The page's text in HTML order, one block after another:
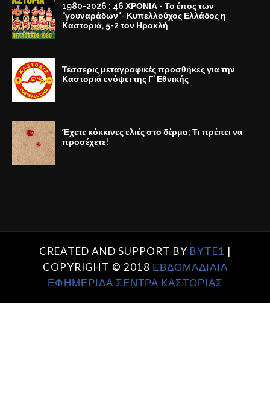
1980-2026 : 46 ΧΡΟΝΙΑ - Το έπος των
"γουναράδων"- Κυπελλούχος Ελλάδος η
Καστοριά, 5-2 τον Ηρακλή
Τέσσερις μεταγραφικές προσθήκες για την
Καστοριά ενόψει της Γ' Εθνικής
Έχετε κόκκινες ελιές στο δέρμα; Τι πρέπει να
προσέχετε!
CREATED AND SUPPORT BY BYTE1 |
COPYRIGHT © 2018 ΕΒΔΟΜΑΔΙΑΙΑ
ΕΦΗΜΕΡΙΔΑ ΣΕΝΤΡΑ ΚΑΣΤΟΡΙΑΣ